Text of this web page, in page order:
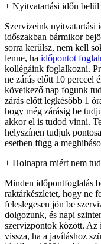
+ Nyitvatartási időn
Szervizeink nyitvatartási
időszakban bármikor
sorra kerülsz, nem kell
lenne, ha időpontot
kollégáink foglalkozni.
ne zárás előtt 10 perccel
következő nap fogunk
zárás előtt legkésőbb 1
hogy még zárásig be
akkor el is tudod vinni.
helyszínen tudjuk
esetben függ a
+ Holnapra miért nem
Minden időpontfoglalás
raktárkészletet, hogy ne
feleslegesen jön be
dolgozunk, és napi
szervizpontok között. Az
vissza, ha a javításhoz